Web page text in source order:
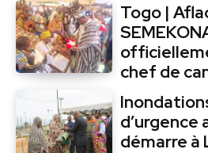
Togo |
chef de
d’urgence
démarre à